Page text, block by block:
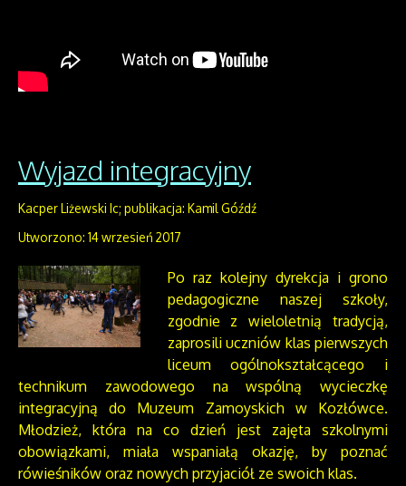
Wyjazd integracyjny
Kacper Liżewski Ic; publikacja: Kamil Góźdź
Utworzono: 14 wrzesień 2017
Po raz kolejny dyrekcja i grono
pedagogiczne naszej szkoły,
zgodnie z wieloletnią tradycją,
zaprosili uczniów klas pierwszych
liceum ogólnokształcącego i
technikum zawodowego na wspólną wycieczkę
integracyjną do Muzeum Zamoyskich w Kozłówce.
Młodzież, która na co dzień jest zajęta szkolnymi
obowiązkami, miała wspaniałą okazję, by poznać
rówieśników oraz nowych przyjaciół ze swoich klas.